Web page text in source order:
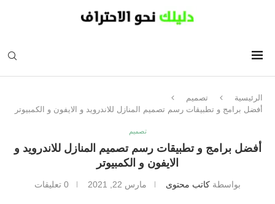
الرئيسية
تصميم
أفضل برامج و تطبيقات رسم تصميم المنازل للاندرويد و الايفون و الكمبيوتر
تصميم
أفضل برامج و تطبيقات رسم تصميم المنازل للاندرويد و
الايفون و الكمبيوتر
بواسطة كاتب محتوى مارس 22, 2021 0 تعليقات